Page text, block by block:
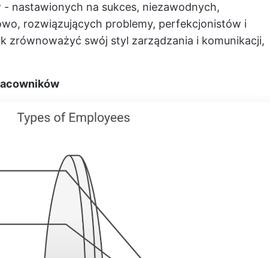
nastawionych na sukces, niezawodnych,
rozwiązujących problemy, perfekcjonistów i
zrównoważyć swój styl zarządzania i komunikacji,